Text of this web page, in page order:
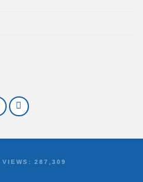
VIEWS: 287,309